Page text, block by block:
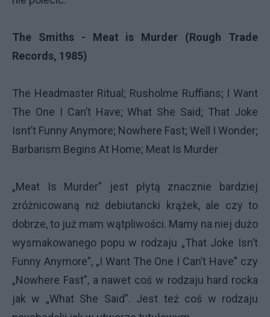
The Smiths - Meat is Murder (Rough Trade
Records, 1985)
The Headmaster Ritual; Rusholme Ruffians; I Want
The One I Can’t Have; What She Said; That Joke
Isnt’t Funny Anymore; Nowhere Fast; Well I Wonder;
Barbarism Begins At Home; Meat Is Murder
„Meat Is Murder” jest płytą znacznie bardziej
zróżnicowaną niż debiutancki krążek, ale czy to
dobrze, to już mam wątpliwości. Mamy na niej dużo
wysmakowanego popu w rodzaju „That Joke Isn’t
Funny Anymore”, „I Want The One I Can’t Have” czy
„Nowhere Fast”, a nawet coś w rodzaju hard rocka
jak w „What She Said”. Jest też coś w rodzaju